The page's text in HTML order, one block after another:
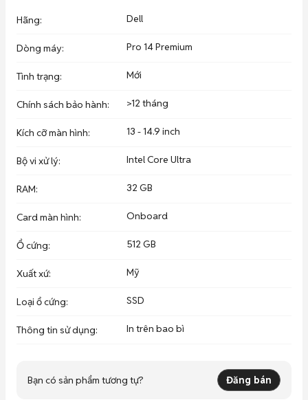
Hãng: Dell
Dòng máy: Pro 14 Premium
Tình trạng: Mới
Chính sách bảo hành: >12 tháng
Kích cỡ màn hình: 13 - 14.9 inch
Bộ vi xử lý: Intel Core Ultra
RAM: 32 GB
Card màn hình: Onboard
Ổ cứng: 512 GB
Xuất xứ: Mỹ
Loại ổ cứng: SSD
Thông tin sử dụng: In trên bao bì
Bạn có sản phẩm tương tự? Đăng bán